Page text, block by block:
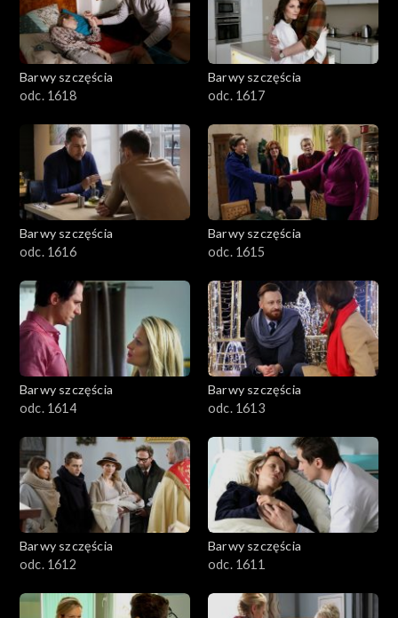
Barwy szczęścia
odc. 1618
Barwy szczęścia
odc. 1617
Barwy szczęścia
odc. 1616
Barwy szczęścia
odc. 1615
Barwy szczęścia
odc. 1614
Barwy szczęścia
odc. 1613
Barwy szczęścia
odc. 1612
Barwy szczęścia
odc. 1611